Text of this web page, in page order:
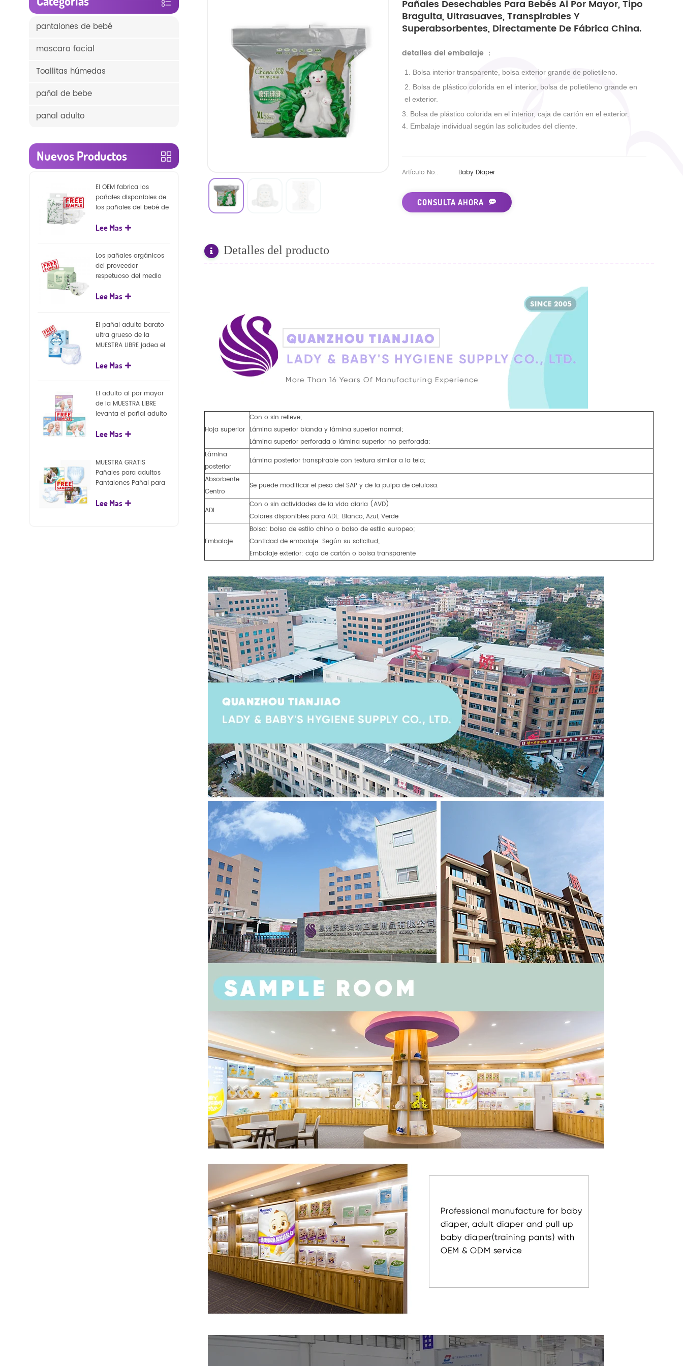
Pañales Desechables Para Bebés Al Por Mayor, Tipo
Braguita, Ultrasuaves, Transpirables Y
Superabsorbentes, Directamente De Fábrica China.
detalles del embalaje ：
1. Bolsa interior transparente, bolsa exterior grande de polietileno.
2. Bolsa de plástico colorida en el interior, bolsa de polietileno grande en
el exterior.
3. Bolsa de plástico colorida en el interior, caja de cartón en el exterior.
4. Embalaje individual según las solicitudes del cliente.
Artículo No.: Baby Diaper
CONSULTA AHORA
Detalles del producto
Hoja superior
Con o sin relieve;
Lámina superior blanda y lámina superior normal;
Lámina superior perforada o lámina superior no perforada;
Lámina
posterior
Lámina posterior transpirable con textura similar a la tela;
Absorbente
Centro
Se puede modificar el peso del SAP y de la pulpa de celulosa.
ADL
Con o sin actividades de la vida diaria (AVD)
Colores disponibles para ADL: Blanco, Azul, Verde
Embalaje
Bolso: bolso de estilo chino o bolso de estilo europeo;
Cantidad de embalaje: Según su solicitud;
Embalaje exterior: caja de cartón o bolsa transparente
pantalones de bebé
mascara facial
Toallitas húmedas
pañal de bebe
pañal adulto
Nuevos Productos
El OEM fabrica los
pañales disponibles de
los pañales del bebé de
capa superficial
Lee Mas
Los pañales orgánicos
del proveedor
respetuoso del medio
llegada venden al por
de la naturaleza
Lee Mas
El pañal adulto barato
ultra grueso de la
MUESTRA LIBRE jadea el
para el adulto
Lee Mas
El adulto al por mayor
de la MUESTRA LIBRE
levanta el pañal adulto
pantalones del pañal
Lee Mas
MUESTRA GRATIS
Pañales para adultos
Pantalones Pañal para
para adultos
Lee Mas